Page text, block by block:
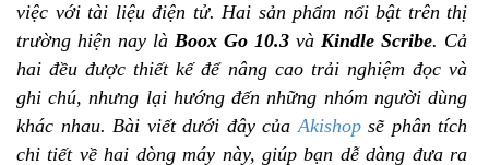
việc với tài liệu điện tử. Hai sản phẩm nổi bật trên thị
trường hiện nay là Boox Go 10.3 và Kindle Scribe. Cả
hai đều được thiết kế để nâng cao trải nghiệm đọc và
ghi chú, nhưng lại hướng đến những nhóm người dùng
khác nhau. Bài viết dưới đây củaAkishop sẽ phân tích
chi tiết về hai dòng máy này, giúp bạn dễ dàng đưa ra